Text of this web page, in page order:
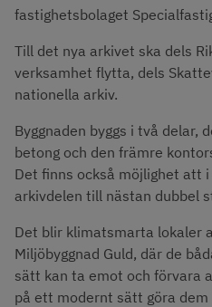
fastighetsbolaget
Till det nya arkivet ska dels
verksamhet flytta, dels
nationella arkiv.
Byggnaden byggs i två delar,
betong och den främre
Det finns också möjlighet att
arkivdelen till nästan dubbel
Det blir klimatsmarta lokaler
Miljöbyggnad Guld, där de
sätt kan ta emot och förvara
på ett modernt sätt göra